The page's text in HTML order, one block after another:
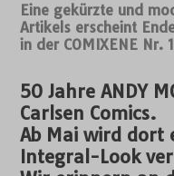
Eine gekürzte und
Artikels erscheint
in der COMIXENE Nr.
50 Jahre ANDY
Carlsen Comics.
Ab Mai wird dort
Integral-Look